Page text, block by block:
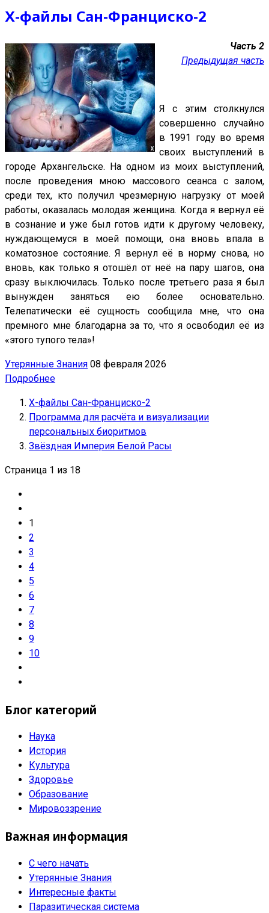
Х-файлы Сан-Франциско-2
Часть 2
Предыдущая часть
Я с этим столкнулся
совершенно случайно
в 1991 году во время
своих выступлений в
городе Архангельске. На одном из моих выступлений,
после проведения мною массового сеанса с залом,
среди тех, кто получил чрезмерную нагрузку от моей
работы, оказалась молодая женщина. Когда я вернул её
в сознание и уже был готов идти к другому человеку,
нуждающемуся в моей помощи, она вновь впала в
коматозное состояние. Я вернул её в норму снова, но
вновь, как только я отошёл от неё на пару шагов, она
сразу выключилась. Только после третьего раза я был
вынужден заняться ею более основательно.
Телепатически её сущность сообщила мне, что она
премного мне благодарна за то, что я освободил её из
«этого тупого тела»!
Утерянные Знания 08 февраля 2026
Подробнее
Х-файлы Сан-Франциско-2
Программа для расчёта и визуализации
персональных биоритмов
Звёздная Империя Белой Расы
Страница 1 из 18
1
2
3
4
5
6
7
8
9
10
Блог категорий
Наука
История
Культура
Здоровье
Образование
Мировоззрение
Важная информация
С чего начать
Утерянные Знания
Интересные факты
Паразитическая система